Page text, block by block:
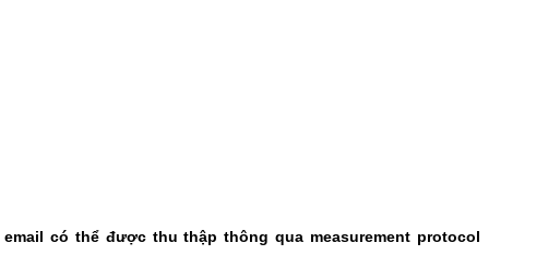
có thể được thu thập thông qua measurement protocol